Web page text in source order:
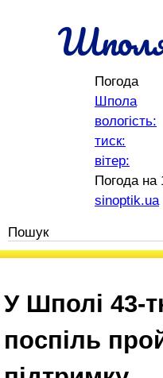
Погода
Шпола
вологість:
тиск:
вітер:
Погода на
sinoptik.ua
У Шполі 43-
поспіль